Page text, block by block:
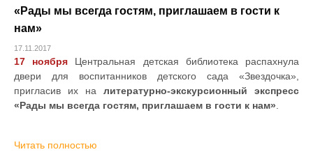
«Рады мы всегда гостям, приглашаем в гости к
нам»
17.11.2017
17 ноября Центральная детская библиотека распахнула
двери для воспитанников детского сада «Звездочка»,
пригласив их на литературно-экскурсионный экспресс
«Рады мы всегда гостям, приглашаем в гости к нам».
Читать полностью